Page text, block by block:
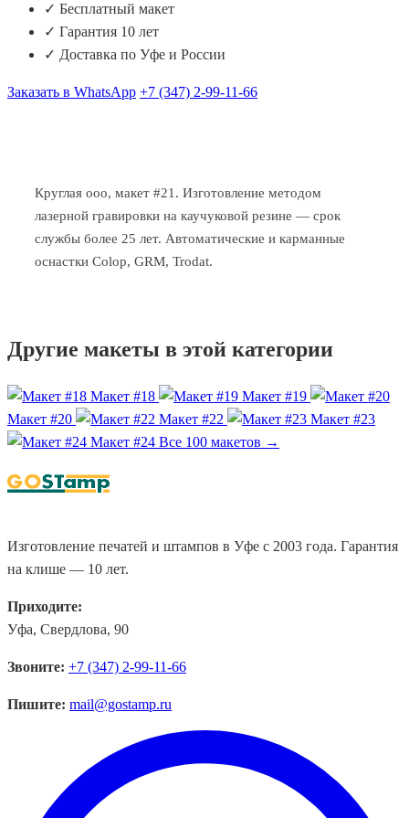
✓ Бесплатный макет
✓ Гарантия 10 лет
✓ Доставка по Уфе и России
Заказать в WhatsApp +7 (347) 2-99-11-66
Круглая ооо, макет #21. Изготовление методом
лазерной гравировки на каучуковой резине — срок
службы более 25 лет. Автоматические и карманные
оснастки Colop, GRM, Trodat.
Другие макеты в этой категории
Макет #18
Макет #19
Макет #20
Макет #22
Макет #23
Макет #24 Все 100 макетов →
Изготовление печатей и штампов в Уфе с 2003 года. Гарантия
на клише — 10 лет.
Приходите:
Уфа, Свердлова, 90
Звоните: +7 (347) 2-99-11-66
Пишите: mail@gostamp.ru